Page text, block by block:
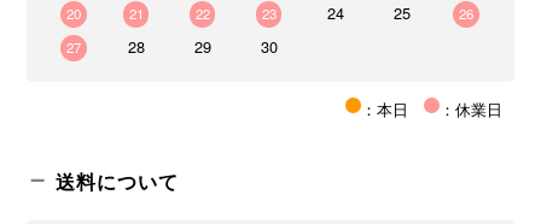
20
21 22 23 24 25
26
27
28 29 30
：本日 ：休業日
送料について